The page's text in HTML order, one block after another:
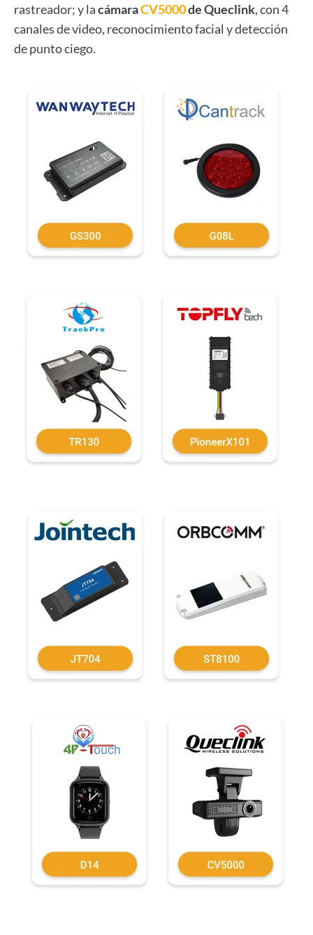
rastreador; y lacámaraCV5000de Queclink, con 4
canales de video, reconocimiento facial y detección
de punto ciego.